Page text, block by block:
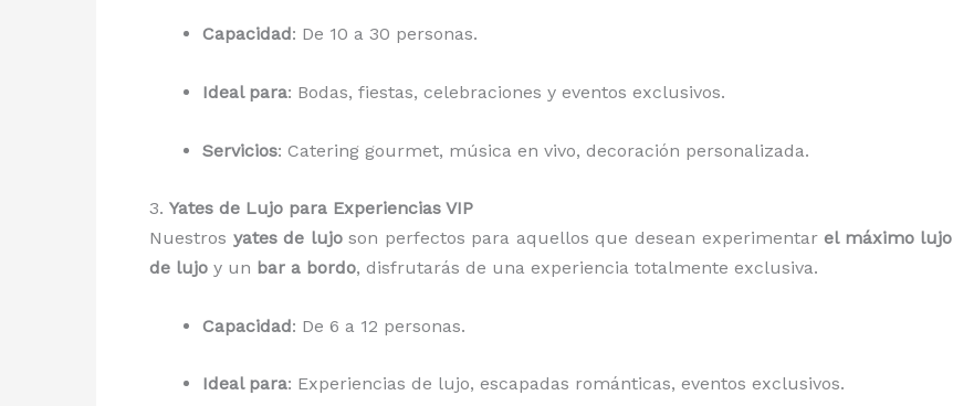
Capacidad: De 10 a 30 personas.
Ideal para: Bodas, fiestas, celebraciones y eventos exclusivos.
Servicios: Catering gourmet, música en vivo, decoración personalizada.
3. Yates de Lujo para Experiencias VIP
Nuestros yates de lujoson perfectos para aquellos que desean experimentarel máximo lujo
de lujo y un bar a bordo, disfrutarás de una experiencia totalmente exclusiva.
Capacidad: De 6 a 12 personas.
Ideal para: Experiencias de lujo, escapadas románticas, eventos exclusivos.